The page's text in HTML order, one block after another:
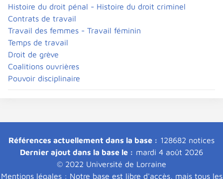
Histoire du droit pénal - Histoire du droit criminel
Contrats de travail
Travail des femmes - Travail féminin
Temps de travail
Droit de grève
Coalitions ouvrières
Pouvoir disciplinaire
Références actuellement dans la base : 128682 notices
Dernier ajout dans la base le : mardi 4 août 2026
© 2022 Université de Lorraine
Mentions légales : Notre base est libre d'accès, mais tous les